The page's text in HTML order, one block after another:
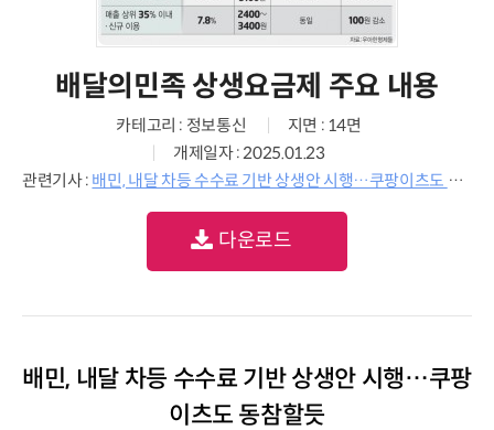
배달의민족 상생요금제 주요 내용
카테고리 : 정보통신
지면 : 14면
개제일자 : 2025.01.23
관련기사 : 배민, 내달 차등 수수료 기반 상생안 시행…쿠팡이츠도 동참할듯
다운로드
배민, 내달 차등 수수료 기반 상생안 시행…쿠팡
이츠도 동참할듯